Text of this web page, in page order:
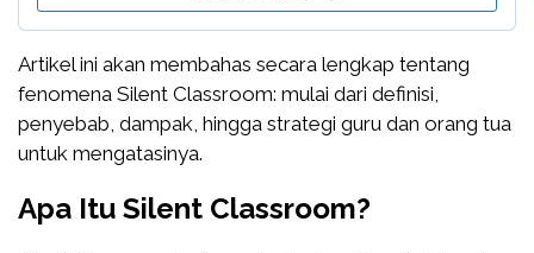
Artikel ini akan membahas secara lengkap tentang
fenomena Silent Classroom: mulai dari definisi,
penyebab, dampak, hingga strategi guru dan orang tua
untuk mengatasinya.
Apa Itu Silent Classroom?